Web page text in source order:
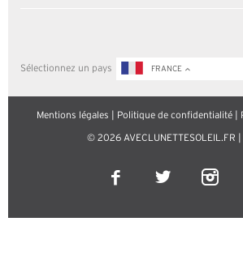
Sélectionnez un pays FRANCE
Mentions légales Politique de confidentialité
© 2026 AVECLUNETTESOLEIL.FR |